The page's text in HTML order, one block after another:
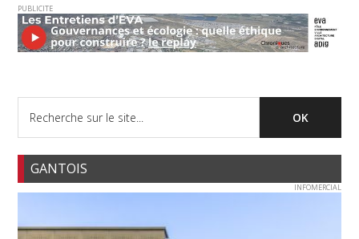
PUBLICITE
GANTOIS
INFOMERCIAL